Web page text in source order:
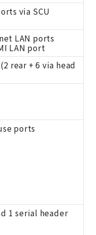
via SCU
LAN ports
LAN port
rear + 6 via head
ports
1 serial header